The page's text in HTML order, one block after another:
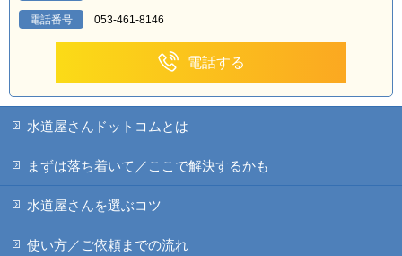
電話番号 053-461-8146
電話する
水道屋さんドットコムとは
まずは落ち着いて／ここで解決するかも
水道屋さんを選ぶコツ
使い方／ご依頼までの流れ